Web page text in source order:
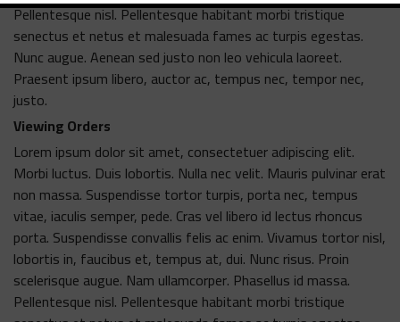
Pellentesque nisl. Pellentesque habitant morbi tristique
senectus et netus et malesuada fames ac turpis egestas.
Nunc augue. Aenean sed justo non leo vehicula laoreet.
Praesent ipsum libero, auctor ac, tempus nec, tempor nec,
justo.
Viewing Orders
Lorem ipsum dolor sit amet, consectetuer adipiscing elit.
Morbi luctus. Duis lobortis. Nulla nec velit. Mauris pulvinar erat
non massa. Suspendisse tortor turpis, porta nec, tempus
vitae, iaculis semper, pede. Cras vel libero id lectus rhoncus
porta. Suspendisse convallis felis ac enim. Vivamus tortor nisl,
lobortis in, faucibus et, tempus at, dui. Nunc risus. Proin
scelerisque augue. Nam ullamcorper. Phasellus id massa.
Pellentesque nisl. Pellentesque habitant morbi tristique